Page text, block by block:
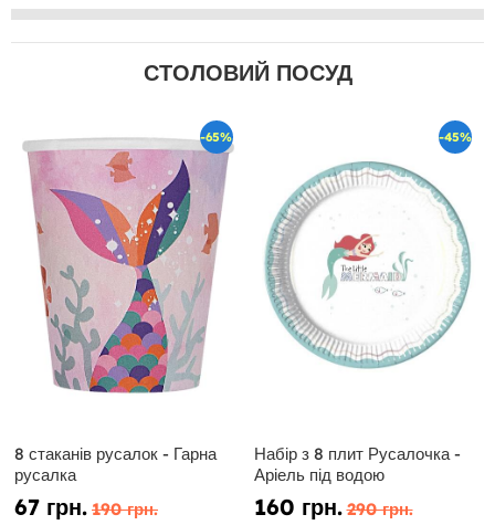
СТОЛОВИЙ ПОСУД
-65%
8 стаканів русалок - Гарна
русалка
67 грн. 190 грн.
-45%
Набір з 8 плит Русалочка -
Аріель під водою
160 грн. 290 грн.